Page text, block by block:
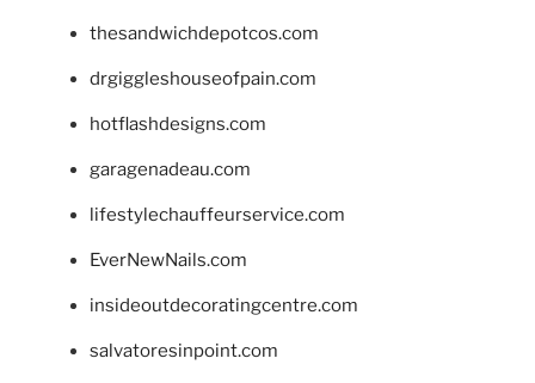
thesandwichdepotcos.com
drgiggleshouseofpain.com
hotflashdesigns.com
garagenadeau.com
lifestylechauffeurservice.com
EverNewNails.com
insideoutdecoratingcentre.com
salvatoresinpoint.com